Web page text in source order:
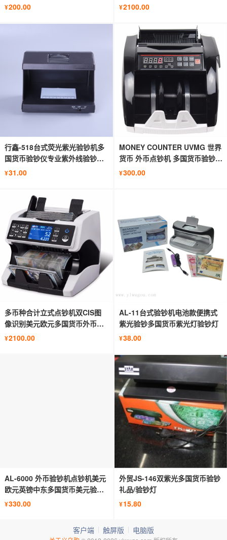
¥200.00 ¥2100.00
行鑫-518台式荧光紫光验钞机多
国货币验钞仪专业紫外线验钞机
水印
¥31.00
MONEY COUNTER UVMG 世界
货币 外币点钞机 多国货币验钞机
5800B
¥300.00
多币种合计立式点钞机双CIS图
像识别美元欧元多国货币外币点
钞机
¥2100.00
AL-11台式验钞机电池款便携式
紫光验钞多国货币紫光灯验钞灯
¥38.00
AL-6000 外币验钞机点钞机美元
欧元英镑中东多国货币美元验钞
机
¥330.00
外贸JS-146双紫光多国货币验钞
礼品/验钞灯
¥15.80
客户端 触屏版 电脑版